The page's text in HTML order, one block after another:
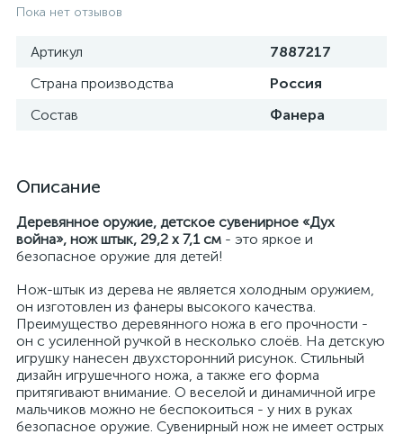
Пока нет отзывов
Артикул
7887217
Страна производства
Россия
Состав
Фанера
Описание
Деревянное оружие, детское сувенирное «Дух
война», нож штык, 29,2 х 7,1 см - это яркое и
безопасное оружие для детей!
Нож-штык из дерева не является холодным оружием,
он изготовлен из фанеры высокого качества.
Преимущество деревянного ножа в его прочности -
он с усиленной ручкой в несколько слоёв. На детскую
игрушку нанесен двухсторонний рисунок. Стильный
дизайн игрушечного ножа, а также его форма
притягивают внимание. О веселой и динамичной игре
мальчиков можно не беспокоиться - у них в руках
безопасное оружие. Сувенирный нож не имеет острых